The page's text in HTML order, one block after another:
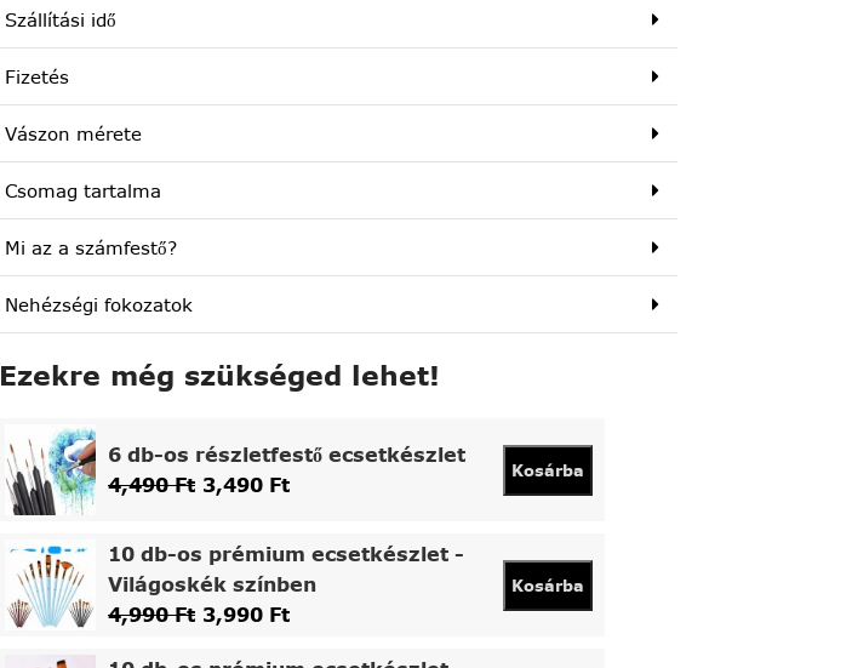
Szállítási idő
Fizetés
Vászon mérete
Csomag tartalma
Mi az a számfestő?
Nehézségi fokozatok
Ezekre még szükséged lehet!
6 db-os részletfestő ecsetkészlet
4,490Ft 3,490 Ft
Kosárba
10 db-os prémium ecsetkészlet -
Világoskék színben
4,990Ft 3,990 Ft
Kosárba